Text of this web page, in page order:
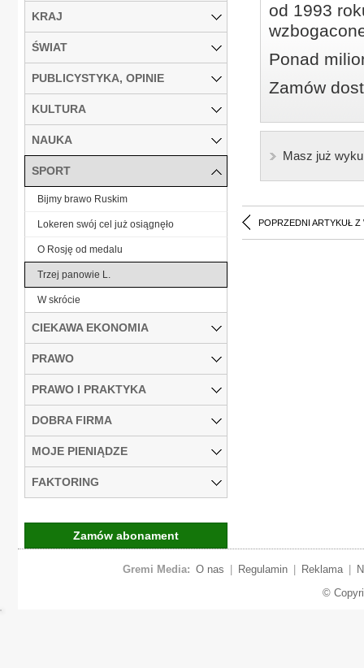
od 1993
Ponad
Zamów
Masz już
POPRZEDNI ARTYKUŁ Z
KRAJ
ŚWIAT
PUBLICYSTYKA, OPINIE
KULTURA
NAUKA
SPORT
Bijmy brawo Ruskim
Lokeren swój cel już osiągnęło
O Rosję od medalu
Trzej panowie L.
W skrócie
CIEKAWA EKONOMIA
PRAWO
PRAWO I PRAKTYKA
DOBRA FIRMA
MOJE PIENIĄDZE
FAKTORING
Zamów abonament
Gremi Media: O nas Regulamin Reklama
©